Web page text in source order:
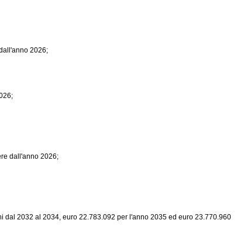
2026;
dall'anno 2026;
2032 al 2034, euro 22.783.092 per l'anno 2035 ed euro 23.770.960